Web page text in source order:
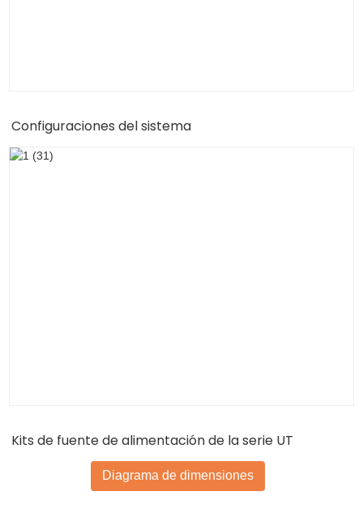
Configuraciones del sistema
Kits de fuente de alimentación de la serie UT
Diagrama de dimensiones